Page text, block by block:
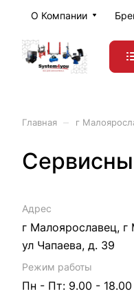
О Компании
Главная г
Адрес
г Малоярославец,
ул Чапаева, д. 39
Режим работы
Пн - Пт: 9.00 - 18.00